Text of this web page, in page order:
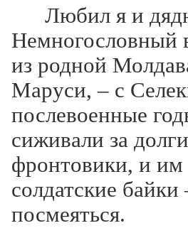
Любил я и
Немногословный
из родной
Маруси, – с
послевоенные
сиживали за
фронтовики, и
солдатские
посмеяться.